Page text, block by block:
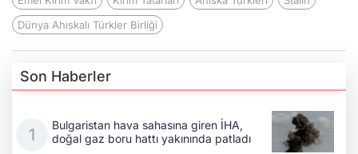
Dünya Ahıskalı Türkler Birliği
Son Haberler
Bulgaristan hava sahasına giren İHA,
doğal gaz boru hattı yakınında patladı